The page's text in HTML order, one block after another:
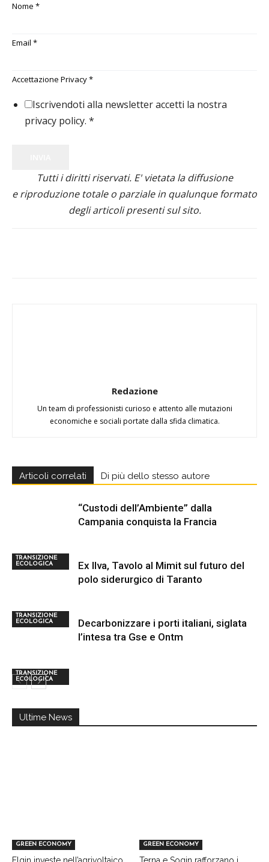
Nome *
Email *
Accettazione Privacy*
Iscrivendoti alla newsletter accetti la nostra
privacy policy. *
Tutti i diritti riservati. E' vietata la diffusione
e riproduzione totale o parziale in qualunque formato
degli articoli presenti sul sito.
Redazione
Un team di professionisti curioso e attento alle mutazioni
economiche e sociali portate dalla sfida climatica.
Articoli correlati Di più dello stesso autore
TRANSIZIONE
ECOLOGICA
“Custodi dell’Ambiente” dalla
Campania conquista la Francia
TRANSIZIONE
ECOLOGICA
Ex Ilva, Tavolo al Mimit sul futuro del
polo siderurgico di Taranto
TRANSIZIONE
ECOLOGICA
Decarbonizzare i porti italiani, siglata
l’intesa tra Gse e Ontm
Ultime News
GREEN ECONOMY GREEN ECONOMY